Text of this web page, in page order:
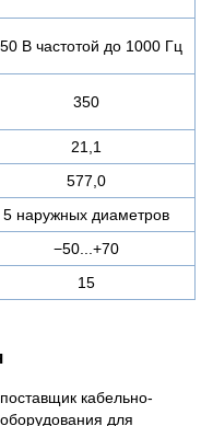
В частотой до 1000 Гц
350
21,1
577,0
5 наружных диаметров
−50...+70
15
кабельно-
для